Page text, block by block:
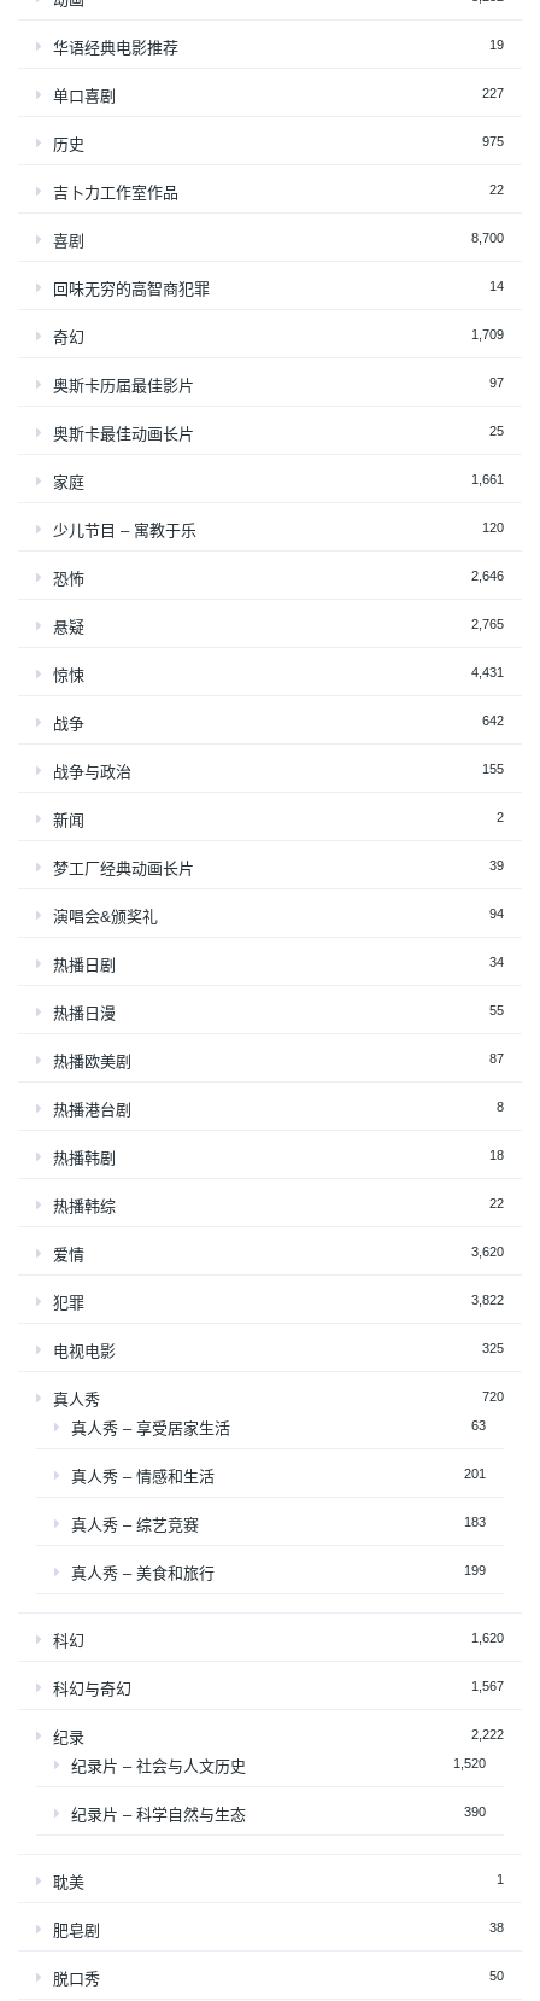
华语经典电影推荐 19
单口喜剧 227
历史 975
吉卜力工作室作品 22
喜剧 8,700
回味无穷的高智商犯罪 14
奇幻 1,709
奥斯卡历届最佳影片 97
奥斯卡最佳动画长片 25
家庭 1,661
少儿节目 – 寓教于乐 120
恐怖 2,646
悬疑 2,765
惊悚 4,431
战争 642
战争与政治 155
新闻 2
梦工厂经典动画长片 39
演唱会&颁奖礼 94
热播日剧 34
热播日漫 55
热播欧美剧 87
热播港台剧 8
热播韩剧 18
热播韩综 22
爱情 3,620
犯罪 3,822
电视电影 325
真人秀 720
真人秀 – 享受居家生活 63
真人秀 – 情感和生活 201
真人秀 – 综艺竞赛 183
真人秀 – 美食和旅行 199
科幻 1,620
科幻与奇幻 1,567
纪录 2,222
纪录片 – 社会与人文历史 1,520
纪录片 – 科学自然与生态 390
耽美 1
肥皂剧 38
脱口秀 50